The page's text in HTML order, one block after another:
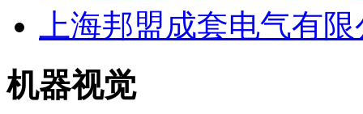
上海邦盟成套电气有
机器视觉